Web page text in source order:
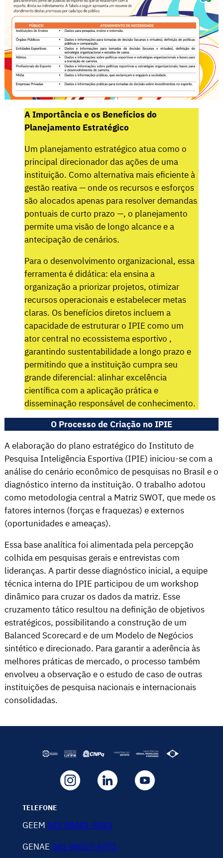
A Importância e os Benefícios do
Planejamento Estratégico
Um planejamento estratégico atua como o
principal direcionador das ações de uma
instituição. Como alternativa mais eficiente à
gestão reativa — onde os recursos e esforços
são alocados apenas para resolver demandas
pontuais de curto prazo —, o planejamento
permite uma visão de longo alcance e a
antecipação de cenários.
Para o desenvolvimento organizacional, essa
ferramenta é didática: ela ensina a
organização a priorizar projetos, otimizar
recursos operacionais e estabelecer metas
claras. Os benefícios diretos incluem a
capacidade de estruturar o IPIE como um
ator central no ecossistema esportivo ,
garantindo sustentabilidade a longo prazo e
permitindo que a instituição cumpra seu
grande diferencial: alinhar excelência
científica com a aplicação prática e
disseminação responsável de conhecimento.
O Processo de Criação no IPIE
A elaboração do plano estratégico do Instituto de
Pesquisa Inteligência Esportiva (IPIE) iniciou-se com a
análise do cenário econômico de pesquisas no Brasil e o
diagnóstico interno da instituição. O trabalho adotou
como metodologia central a Matriz SWOT, que mede os
fatores internos (forças e fraquezas) e externos
(oportunidades e ameaças).
Essa base analítica foi alimentada pela percepção
colhida em pesquisas gerais e entrevistas com
lideranças. A partir desse diagnóstico inicial, a equipe
técnica interna do IPIE participou de um workshop
dinâmico para cruzar os dados da matriz. Esse
cruzamento tático resultou na definição de objetivos
estratégicos, possibilitando a construção de um
Balanced Scorecard e de um Modelo de Negócios
sintético e direcionado. Para garantir a aderência às
melhores práticas de mercado, o processo também
envolveu a observação e o estudo de caso de outras
instituições de pesquisa nacionais e internacionais
consolidadas.
TELEFONE
GEEM 041 98481-9041
GENAE 041 98517-6771